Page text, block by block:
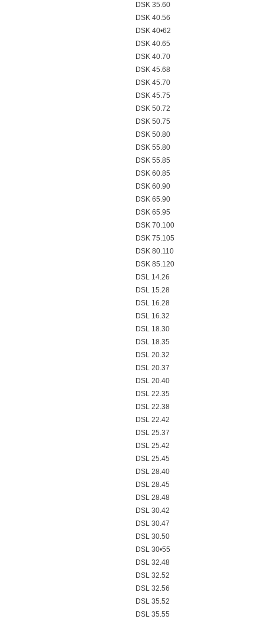
DSK 35.60
DSK 40.56
DSK 40•62
DSK 40.65
DSK 40.70
DSK 45.68
DSK 45.70
DSK 45.75
DSK 50.72
DSK 50.75
DSK 50.80
DSK 55.80
DSK 55.85
DSK 60.85
DSK 60.90
DSK 65.90
DSK 65.95
DSK 70.100
DSK 75.105
DSK 80.110
DSK 85.120
DSL 14.26
DSL 15.28
DSL 16.28
DSL 16.32
DSL 18.30
DSL 18.35
DSL 20.32
DSL 20.37
DSL 20.40
DSL 22.35
DSL 22.38
DSL 22.42
DSL 25.37
DSL 25.42
DSL 25.45
DSL 28.40
DSL 28.45
DSL 28.48
DSL 30.42
DSL 30.47
DSL 30.50
DSL 30•55
DSL 32.48
DSL 32.52
DSL 32.56
DSL 35.52
DSL 35.55